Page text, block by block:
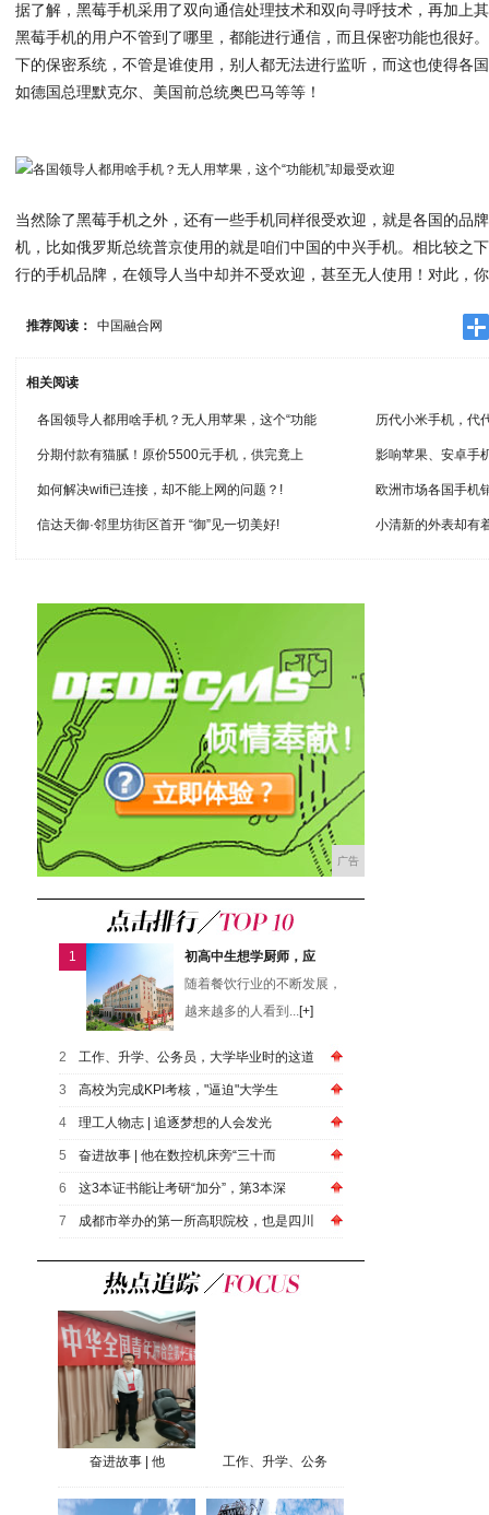
据了解，黑莓手机采用了双向通信处理技术和双向寻呼技术，再加上
黑莓手机的用户不管到了哪里，都能进行通信，而且保密功能也很好
下的保密系统，不管是谁使用，别人都无法进行监听，而这也使得各
如德国总理默克尔、美国前总统奥巴马等等！
当然除了黑莓手机之外，还有一些手机同样很受欢迎，就是各国的品
机，比如俄罗斯总统普京使用的就是咱们中国的中兴手机。相比较之
行的手机品牌，在领导人当中却并不受欢迎，甚至无人使用！对此，
推荐阅读： 中国融合网
相关阅读
各国领导人都用啥手机？无人用苹果，这个“功能 历代小米手机，代
分期付款有猫腻！原价5500元手机，供完竟上 影响苹果、安卓手
如何解决wifi已连接，却不能上网的问题？! 欧洲市场各国手机
信达天御·邻里坊街区首开 “御”见一切美好! 小清新的外表却有
广告
1
初高中生想学厨师，应
随着餐饮行业的不断发展，
越来越多的人看到...[+]
2 工作、升学、公务员，大学毕业时的这道
3 高校为完成KPI考核，"逼迫"大学生
4 ​理工人物志 | 追逐梦想的人会发光
5 奋进故事 | 他在数控机床旁“三十而
6 这3本证书能让考研“加分”，第3本深
7 成都市举办的第一所高职院校，也是四川
奋进故事 | 他 工作、升学、公务